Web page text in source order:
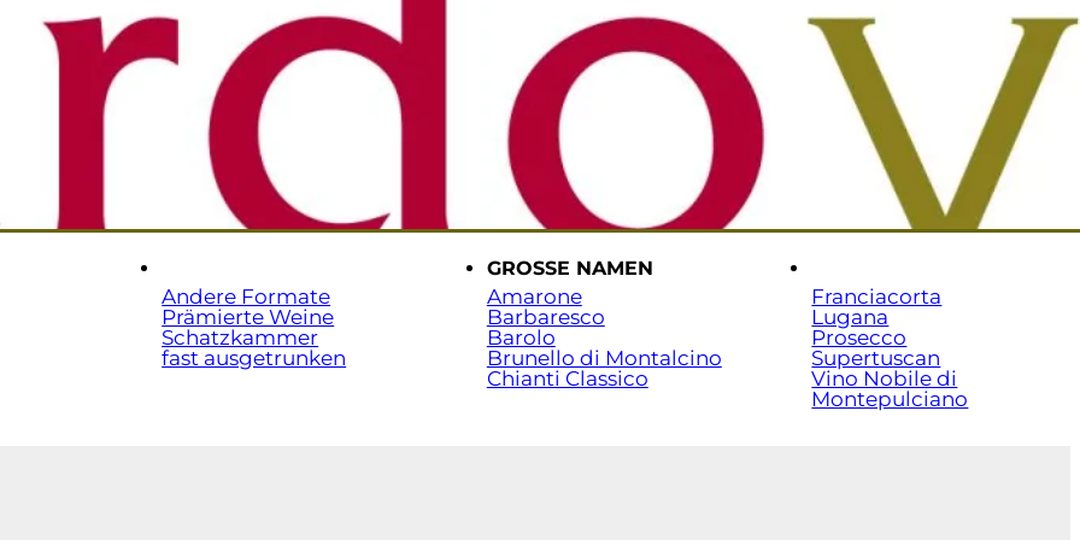
Versand & Zahlung Beratung: 07141 / 7029351
Andere Formate
Prämierte Weine
Schatzkammer
fast ausgetrunken
GROSSE NAMEN
Amarone
Barbaresco
Barolo
Brunello di Montalcino
Chianti Classico
Franciacorta
Lugana
Prosecco
Supertuscan
Vino Nobile di
Montepulciano